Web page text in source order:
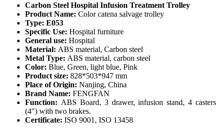
Carbon Steel Hospital Infusion Treatment Trolley
Product Name:Color catena salvage trolley
Type: E053
Specific Use:Hospital furniture
General use:Hospital
Material: ABS material, Carbon steel
Metal Type: ABS material, carbon steel
Color:Blue, Green, light blue, Pink
Product size:828*503*947 mm
Place of Origin:Nanjing, China
Brand Name:FENGFAN
Function: ABS Board, 3 drawer, infusion stand, 4 casters
(4") with two brakes.
Certificate:ISO 9001, ISO 13458